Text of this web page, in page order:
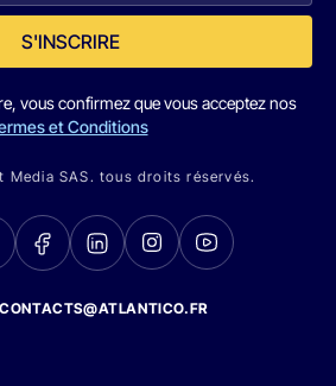
S'INSCRIRE
vous confirmez que vous acceptez nos
et Conditions
Media SAS. tous droits réservés.